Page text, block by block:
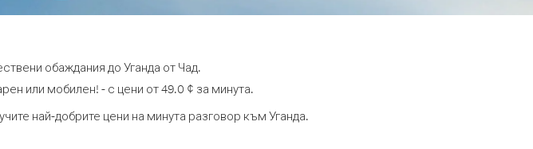
обаждания до Уганда от Чад.
или мобилен! - с цени от 49.0 ¢ за минута.
най-добрите цени на минута разговор към Уганда.